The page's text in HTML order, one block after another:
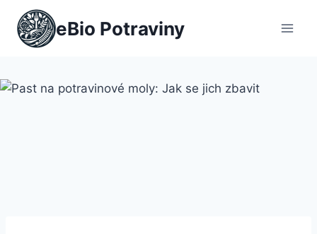
Přeskočit
obsah
eBio Potraviny